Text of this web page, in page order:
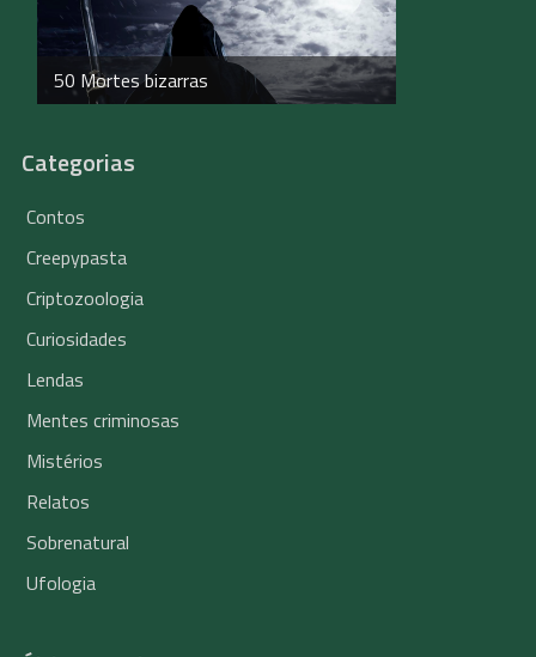
50 Mortes bizarras
Categorias
Contos
Creepypasta
Criptozoologia
Curiosidades
Lendas
Mentes criminosas
Mistérios
Relatos
Sobrenatural
Ufologia